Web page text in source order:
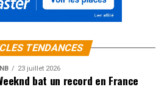
TENDANCES
23 juillet 2026
bat un record en France